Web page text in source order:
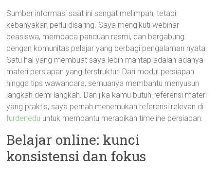
Sumber informasi saat ini sangat melimpah, tetapi
kebanyakan perlu disaring. Saya mengikuti webinar
beasiswa, membaca panduan resmi, dan bergabung
dengan komunitas pelajar yang berbagi pengalaman nyata.
Satu hal yang membuat saya lebih mantap adalah adanya
materi persiapan yang terstruktur. Dari modul persiapan
hingga tips wawancara, semuanya membantu menyusun
langkah demi langkah. Dan jika kamu butuh referensi materi
yang praktis, saya pernah menemukan referensi relevan di
furdenedu untuk membantu merapikan timeline persiapan.
Belajar online: kunci
konsistensi dan fokus